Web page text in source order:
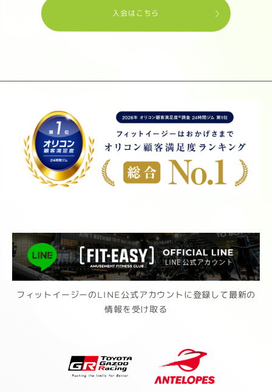
入会はこちら
フィットイージーのLINE公式アカウントに登録して最新の
情報を受け取る